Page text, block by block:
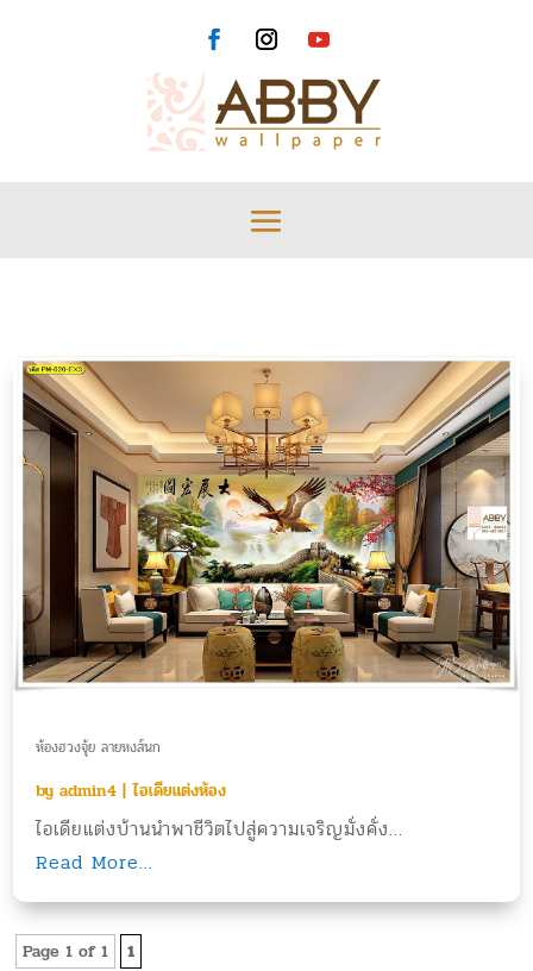
ห้องฮวงจุ้ย ลายหงส์นก
byadmin4 |ไอเดียแต่งห้อง
ไอเดียแต่งบ้านนำพาชีวิตไปสู่ความเจริญมั่งคั่ง...
Read More...
Page 1 of 1 1